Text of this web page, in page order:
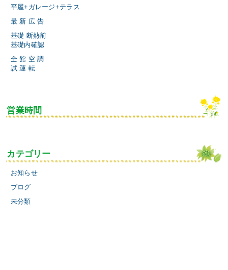
平屋+ガレージ+テラス
最 新 広 告
基礎 断熱前
基礎内確認
全 館 空 調
試 運 転
営業時間
カテゴリー
お知らせ
ブログ
未分類